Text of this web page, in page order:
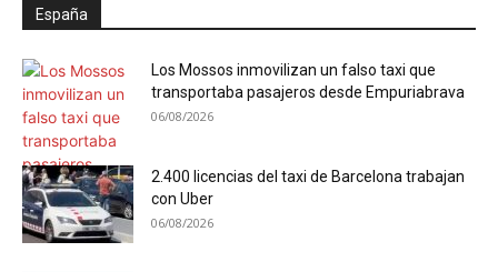
España
Los Mossos inmovilizan un falso taxi que
transportaba pasajeros desde Empuriabrava
06/08/2026
2.400 licencias del taxi de Barcelona trabajan
con Uber
06/08/2026